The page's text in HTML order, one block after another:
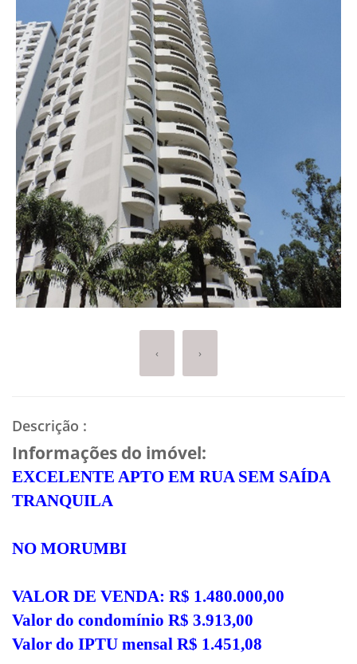
‹ ›
Descrição :
Informações do imóvel:
EXCELENTE APTO EM RUA SEM SAÍDA
TRANQUILA
NO MORUMBI
VALOR DE VENDA: R$ 1.480.000,00
Valor do condomínio R$ 3.913,00
Valor do IPTU mensal R$ 1.451,08